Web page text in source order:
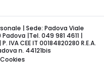
| Sede: Padova Viale
|Tel. 049 981 4611 |
CEE IT 00184820280 R.E.A.
n. 44121bis